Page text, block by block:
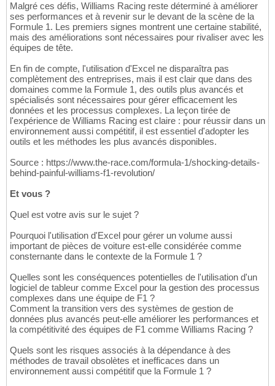
Malgré ces défis, Williams Racing reste déterminé à améliorer
ses performances et à revenir sur le devant de la scène de la
Formule 1. Les premiers signes montrent une certaine stabilité,
mais des améliorations sont nécessaires pour rivaliser avec les
équipes de tête.
En fin de compte, l'utilisation d'Excel ne disparaîtra pas
complètement des entreprises, mais il est clair que dans des
domaines comme la Formule 1, des outils plus avancés et
spécialisés sont nécessaires pour gérer efficacement les
données et les processus complexes. La leçon tirée de
l'expérience de Williams Racing est claire : pour réussir dans un
environnement aussi compétitif, il est essentiel d'adopter les
outils et les méthodes les plus avancés disponibles.
Source : https://www.the-race.com/formula-1/shocking-details-
behind-painful-williams-f1-revolution/
Et vous ?
Quel est votre avis sur le sujet ?
Pourquoi l'utilisation d'Excel pour gérer un volume aussi
important de pièces de voiture est-elle considérée comme
consternante dans le contexte de la Formule 1 ?
Quelles sont les conséquences potentielles de l'utilisation d'un
logiciel de tableur comme Excel pour la gestion des processus
complexes dans une équipe de F1 ?
Comment la transition vers des systèmes de gestion de
données plus avancés peut-elle améliorer les performances et
la compétitivité des équipes de F1 comme Williams Racing ?
Quels sont les risques associés à la dépendance à des
méthodes de travail obsolètes et inefficaces dans un
environnement aussi compétitif que la Formule 1 ?